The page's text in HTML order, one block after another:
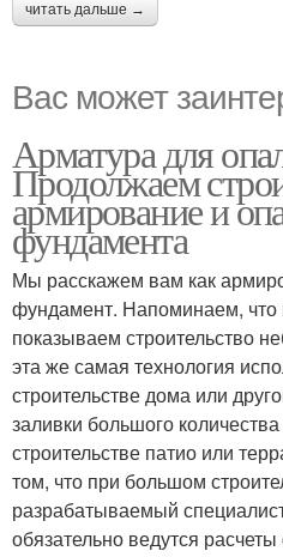
читать дальше →
Вас может
Арматура для
Продолжаем
армирование и
фундамента
Мы расскажем вам как
фундамент. Напоминаем, что
показываем строительство
эта же самая технология
строительстве дома или
заливки большого
строительстве патио или
том, что при большом
разрабатываемый
обязательно ведутся